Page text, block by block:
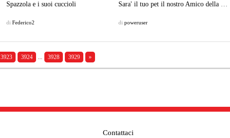
Spazzola e i suoi cuccioli
di Federico2
Sara' il tuo pet il nostro Amico della Settimana? Partecipa al concorso!
di poweruser
3923 3924 ... 3928 3929 »
Contattaci